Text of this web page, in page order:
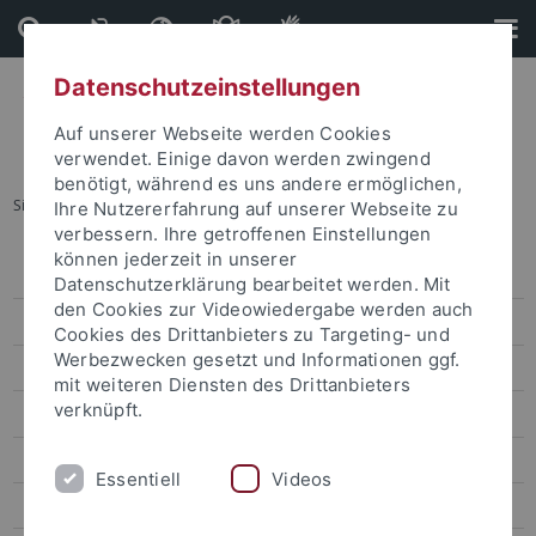
Direkt
zum
Inhalt
Direkt
zur
Fußleiste
Sie sind hier: Startseite ... Sustainability Lecture
Aktuelles & Überblick zu NE
Kompetenzzentrum für Nachhaltige Entwicklung
Studium / Lehre
Studium Oecologicum
Datenschutzeinstellungen
Auf unserer Webseite werden Cookies
verwendet. Einige davon werden zwingend
benötigt, während es uns andere ermöglichen,
Ihre Nutzererfahrung auf unserer Webseite zu
verbessern. Ihre getroffenen Einstellungen
können jederzeit in unserer
Datenschutzerklärung bearbeitet werden. Mit
den Cookies zur Videowiedergabe werden auch
Cookies des Drittanbieters zu Targeting- und
Werbezwecken gesetzt und Informationen ggf.
mit weiteren Diensten des Drittanbieters
verknüpft.
Essentiell Videos